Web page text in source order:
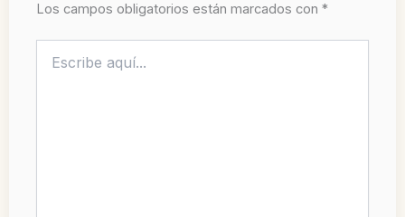
Los campos obligatorios están marcados con *
aquí...